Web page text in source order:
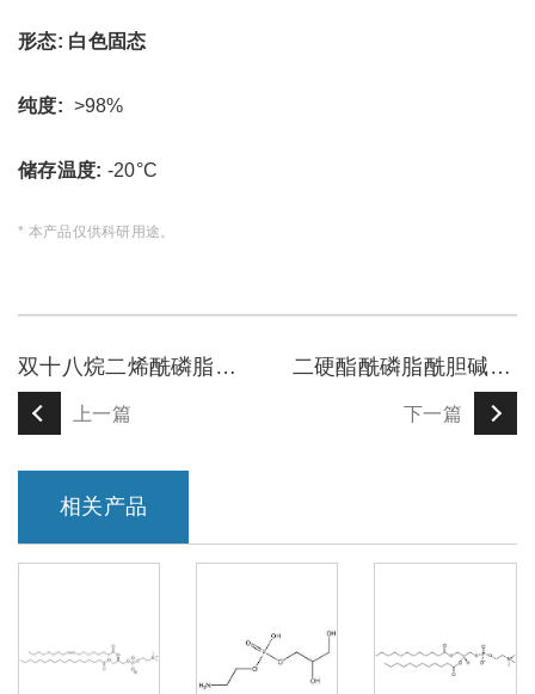
形态: 白色固态
纯度: >98%
储存温度: -20°C
* 本产品仅供科研用途。
双十八烷二烯酰磷脂酰胆碱
上一篇
二硬酯酰磷脂酰胆碱（DSPC）
下一篇
相关产品